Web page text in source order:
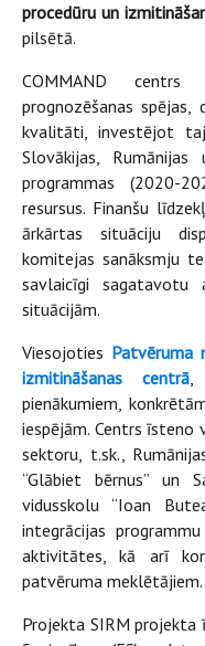
procedūru un
pilsētā.
COMMAND
prognozēšanas
kvalitāti, investējot
Slovākijas, Rumānijas
programmas (2020-
resursus. Finanšu
ārkārtas situāciju
komitejas sanāksmju
savlaicīgi sagatavotu
situācijām.
Viesojoties Patvēruma
izmitināšanas centrā,
pienākumiem,
iespējām. Centrs īsteno
sektoru, t.sk.,
“Glābiet bērnus” un
vidusskolu “Ioan
integrācijas
aktivitātes, kā arī
patvēruma
Projekta SIRM projekta